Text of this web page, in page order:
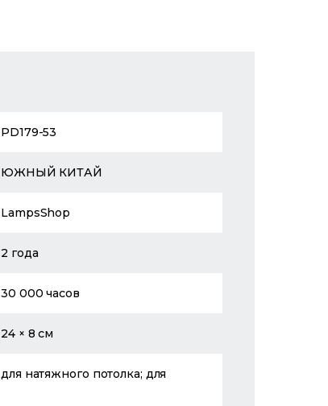
PD179-53
ЮЖНЫЙ КИТАЙ
LampsShop
2 года
30 000 часов
24 × 8 см
для натяжного потолка; для